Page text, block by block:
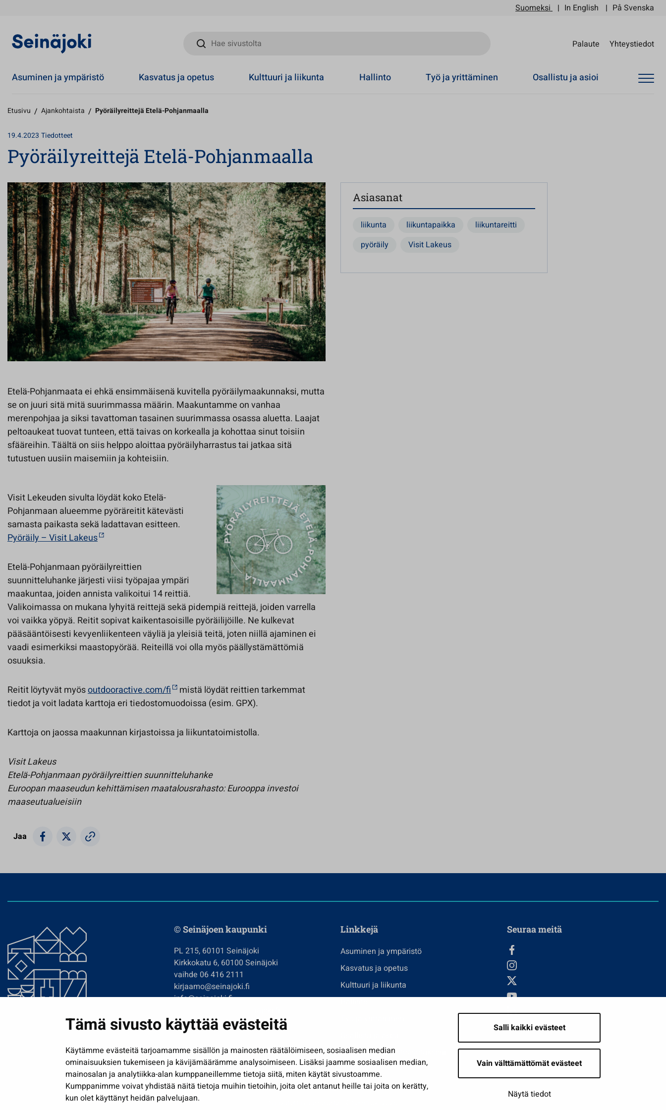
Tämä sivusto käyttää evästeitä
Käytämme evästeitä tarjoamamme sisällön ja mainosten räätälöimiseen, sosiaalisen median
ominaisuuksien tukemiseen ja kävijämäärämme analysoimiseen. Lisäksi jaamme sosiaalisen median,
mainosalan ja analytiikka-alan kumppaneillemme tietoja siitä, miten käytät sivustoamme.
Kumppanimme voivat yhdistää näitä tietoja muihin tietoihin, joita olet antanut heille tai joita on kerätty,
kun olet käyttänyt heidän palvelujaan.
Salli kaikki evästeet
Vain välttämättömät evästeet
Näytä tiedot
Suomeksi In English På Svenska
Hae sivustolta
Palaute Yhteystiedot
Asuminen ja ympäristö Kasvatus ja opetus Kulttuuri ja liikunta Hallinto Työ ja yrittäminen Osallistu ja asioi
Etusivu / Ajankohtaista / Pyöräilyreittejä Etelä-Pohjanmaalla
19.4.2023 Tiedotteet
Pyöräilyreittejä Etelä-Pohjanmaalla
Etelä-Pohjanmaata ei ehkä ensimmäisenä kuvitella pyöräilymaakunnaksi, mutta
se on juuri sitä mitä suurimmassa määrin. Maakuntamme on vanhaa
merenpohjaa ja siksi tavattoman tasainen suurimmassa osassa aluetta. Laajat
peltoaukeat tuovat tunteen, että taivas on korkealla ja kohottaa sinut toisiin
sfääreihin. Täältä on siis helppo aloittaa pyöräilyharrastus tai jatkaa sitä
tutustuen uusiin maisemiin ja kohteisiin.
Visit Lekeuden sivulta löydät koko Etelä-
Pohjanmaan alueemme pyöräreitit kätevästi
samasta paikasta sekä ladattavan esitteen.
Pyöräily – Visit Lakeus
Etelä-Pohjanmaan pyöräilyreittien
suunnitteluhanke järjesti viisi työpajaa ympäri
maakuntaa, joiden annista valikoitui 14 reittiä.
Valikoimassa on mukana lyhyitä reittejä sekä pidempiä reittejä, joiden varrella
voi vaikka yöpyä. Reitit sopivat kaikentasoisille pyöräilijöille. Ne kulkevat
pääsääntöisesti kevyenliikenteen väyliä ja yleisiä teitä, joten niillä ajaminen ei
vaadi esimerkiksi maastopyörää. Reiteillä voi olla myös päällystämättömiä
osuuksia.
Reitit löytyvät myösoutdooractive.com/fi
mistä löydät reittien tarkemmat
tiedot ja voit ladata karttoja eri tiedostomuodoissa (esim. GPX).
Karttoja on jaossa maakunnan kirjastoissa ja liikuntatoimistolla.
Visit Lakeus
Etelä-Pohjanmaan pyöräilyreittien suunnitteluhanke
Euroopan maaseudun kehittämisen maatalousrahasto: Eurooppa investoi
maaseutualueisiin
Jaa
Asiasanat
liikunta liikuntapaikka
liikuntareitti
pyöräily
Visit Lakeus
© Seinäjoen kaupunki
PL 215, 60101 Seinäjoki
Kirkkokatu 6, 60100 Seinäjoki
vaihde 06 416 2111
kirjaamo@seinajoki.fi
info@seinajoki.fi
Tilaa uutiskirje
Linkkejä
Asuminen ja ympäristö
Kasvatus ja opetus
Kulttuuri ja liikunta
Näytä omat evästeasetukseni
Seuraa meitä